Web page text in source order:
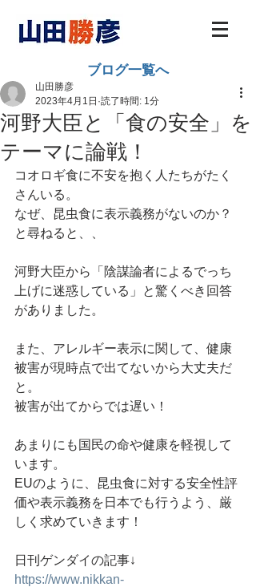
ブログ一覧へ
河野大臣と「食の安全」を
テーマに論戦！
山田勝彦
2023年4月1日 読了時間: 1分
コオロギ食に不安を抱く人たちがたく
さんいる。
なぜ、昆虫食に表示義務がないのか？
と尋ねると、、
河野大臣から「陰謀論者によるでっち
上げに迷惑している」と驚くべき回答
がありました。
また、アレルギー表示に関して、健康
被害が現時点で出てないから大丈夫だ
と。
被害が出てからでは遅い！
あまりにも国民の命や健康を軽視して
います。
EUのように、昆虫食に対する安全性評
価や表示義務を日本でも行うよう、厳
しく求めていきます！
日刊ゲンダイの記事↓
https://www.nikkan-